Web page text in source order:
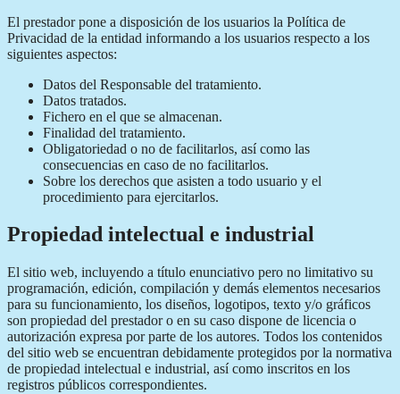
El prestador pone a disposición de los usuarios la Política de
Privacidad de la entidad informando a los usuarios respecto a los
siguientes aspectos:
Datos del Responsable del tratamiento.
Datos tratados.
Fichero en el que se almacenan.
Finalidad del tratamiento.
Obligatoriedad o no de facilitarlos, así como las
consecuencias en caso de no facilitarlos.
Sobre los derechos que asisten a todo usuario y el
procedimiento para ejercitarlos.
Propiedad intelectual e industrial
El sitio web, incluyendo a título enunciativo pero no limitativo su
programación, edición, compilación y demás elementos necesarios
para su funcionamiento, los diseños, logotipos, texto y/o gráficos
son propiedad del prestador o en su caso dispone de licencia o
autorización expresa por parte de los autores. Todos los contenidos
del sitio web se encuentran debidamente protegidos por la normativa
de propiedad intelectual e industrial, así como inscritos en los
registros públicos correspondientes.